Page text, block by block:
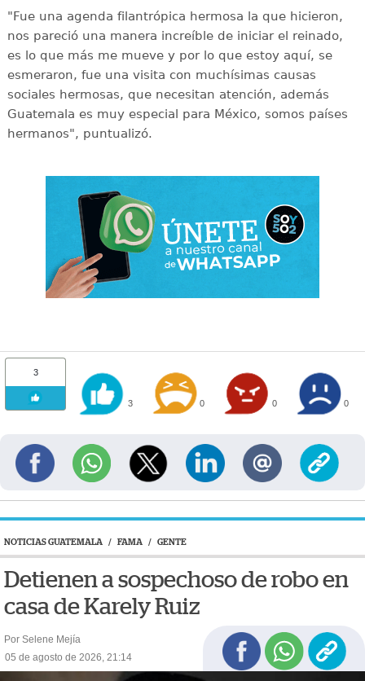
"Fue una agenda filantrópica hermosa la que hicieron,
nos pareció una manera increíble de iniciar el reinado,
es lo que más me mueve y por lo que estoy aquí, se
esmeraron, fue una visita con muchísimas causas
sociales hermosas, que necesitan atención, además
Guatemala es muy especial para México, somos países
hermanos", puntualizó.
3
3 0 0 0
NOTICIAS GUATEMALA / FAMA / GENTE
Detienen a sospechoso de robo en
casa de Karely Ruiz
Por Selene Mejía
05 de agosto de 2026, 21:14